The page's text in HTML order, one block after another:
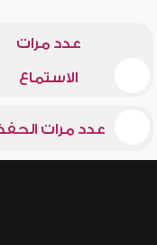
عدد مرات
الاستماع
عدد مرات